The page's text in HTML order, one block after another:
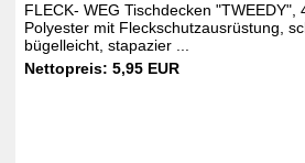
FLECK- WEG Tischdecken "TWEEDY",
Polyester mit Fleckschutzausrüstung,
bügelleicht, stapazier ...
Nettopreis: 5,95 EUR